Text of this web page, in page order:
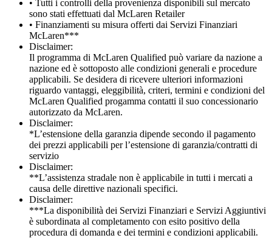
• Tutti i controlli della provenienza disponibili sul mercato
sono stati effettuati dal McLaren Retailer
• Finanziamenti su misura offerti dai Servizi Finanziari
McLaren***
Disclaimer:
Il programma di McLaren Qualified può variare da nazione a
nazione ed è sottoposto alle condizioni generali e procedure
applicabili. Se desidera di ricevere ulteriori informazioni
riguardo vantaggi, eleggibilità, criteri, termini e condizioni del
McLaren Qualified progamma contatti il suo concessionario
autorizzato da McLaren.
Disclaimer:
*L’estensione della garanzia dipende secondo il pagamento
dei prezzi applicabili per l’estensione di garanzia/contratti di
servizio
Disclaimer:
**L’assistenza stradale non è applicabile in tutti i mercati a
causa delle direttive nazionali specifici.
Disclaimer:
***La disponibilità dei Servizi Finanziari e Servizi Aggiuntivi
è subordinata al completamento con esito positivo della
procedura di domanda e dei termini e condizioni applicabili.